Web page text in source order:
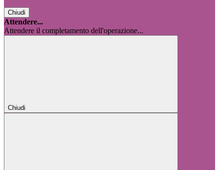
Chiudi
Attendere...
Attendere il completamento dell'operazione...
Chiudi